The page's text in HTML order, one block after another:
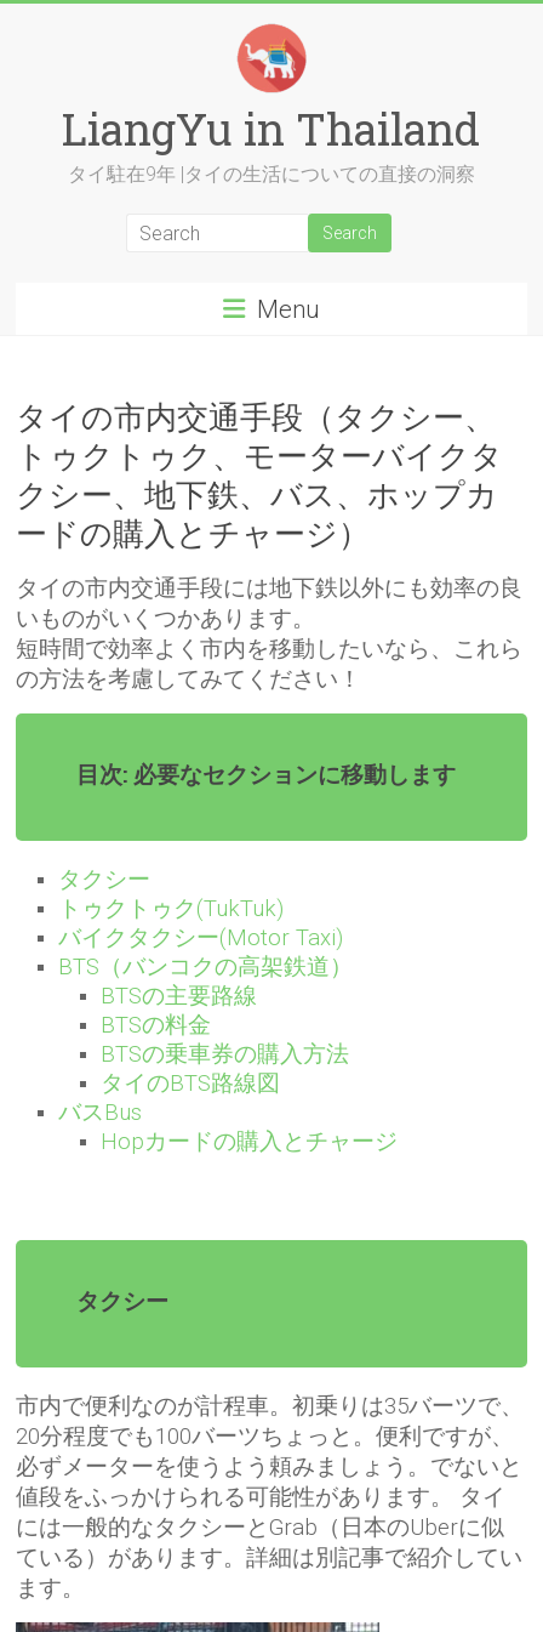
LiangYu in Thailand
タイ駐在9年 |タイの生活についての直接の洞察
Menu
タイの市内交通手段（タクシー、
トゥクトゥク、モーターバイクタ
クシー、地下鉄、バス、ホップカ
ードの購入とチャージ）
タイの市内交通手段には地下鉄以外にも効率の良
いものがいくつかあります。
短時間で効率よく市内を移動したいなら、これら
の方法を考慮してみてください！
目次: 必要なセクションに移動します
タクシー
トゥクトゥク(TukTuk)
バイクタクシー(Motor Taxi)
BTS（バンコクの高架鉄道）
BTSの主要路線
BTSの料金
BTSの乗車券の購入方法
タイのBTS路線図
バスBus
Hopカードの購入とチャージ
タクシー
市内で便利なのが計程車。初乗りは35バーツで、
20分程度でも100バーツちょっと。便利ですが、
必ずメーターを使うよう頼みましょう。でないと
値段をふっかけられる可能性があります。 タイ
には一般的なタクシーとGrab（日本のUberに似
ている）があります。詳細は別記事で紹介してい
ます。